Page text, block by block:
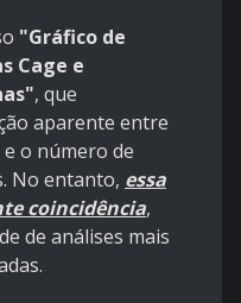
"Gráfico de
Cage e
, que
aparente entre
o número de
No entanto, essa
coincidência,
de análises mais